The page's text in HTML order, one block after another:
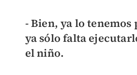
- Bien, ya lo tenemos
ya sólo falta
el niño.